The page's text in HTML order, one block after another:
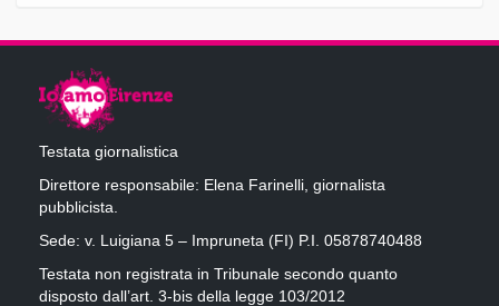
Testata giornalistica
Direttore responsabile: Elena Farinelli, giornalista
pubblicista.
Sede: v. Luigiana 5 – Impruneta (FI) P.I. 05878740488
Testata non registrata in Tribunale secondo quanto
disposto dall’art. 3-bis della legge 103/2012